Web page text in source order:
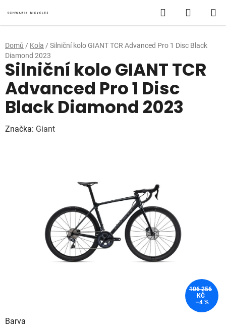
na
obsah
Hledat
KOŠÍK
Domů / Kola / Silniční kolo GIANT TCR Advanced Pro 1 Disc Black
Diamond 2023
Barva
Silniční kolo GIANT TCR
Advanced Pro 1 Disc
Black Diamond 2023
Značka: Giant
106 256
KČ
–4 %